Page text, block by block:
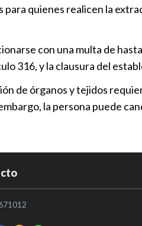
quienes realicen la
con una multa de
316, y la clausura del
de órganos y tejidos
la persona puede